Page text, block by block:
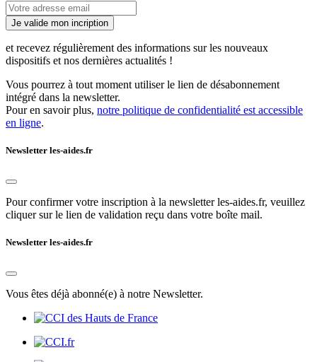
Je valide mon incription
et recevez régulièrement des informations sur les nouveaux
dispositifs et nos dernières actualités !
Vous pourrez à tout moment utiliser le lien de désabonnement
intégré dans la newsletter.
Pour en savoir plus, notre politique de confidentialité est accessible
en ligne.
Newsletter les-aides.fr
Pour confirmer votre inscription à la newsletter les-aides.fr, veuillez
cliquer sur le lien de validation reçu dans votre boîte mail.
Newsletter les-aides.fr
Vous êtes déjà abonné(e) à notre Newsletter.